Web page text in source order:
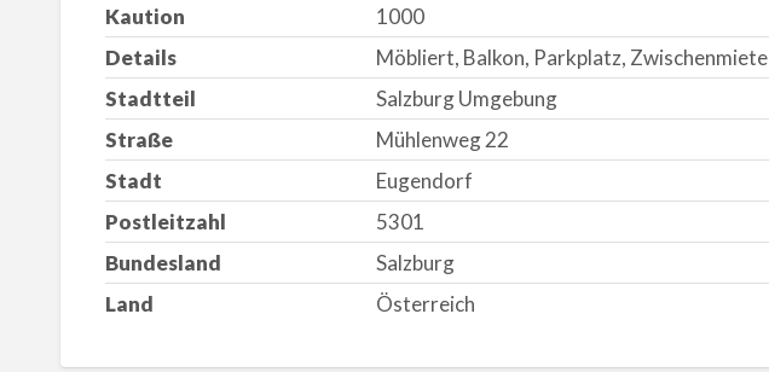
Kaution
1000
Details
Möbliert, Balkon, Parkplatz, Zwischenmiete
Stadtteil
Salzburg Umgebung
Straße
Mühlenweg 22
Stadt
Eugendorf
Postleitzahl
5301
Bundesland
Salzburg
Land
Österreich